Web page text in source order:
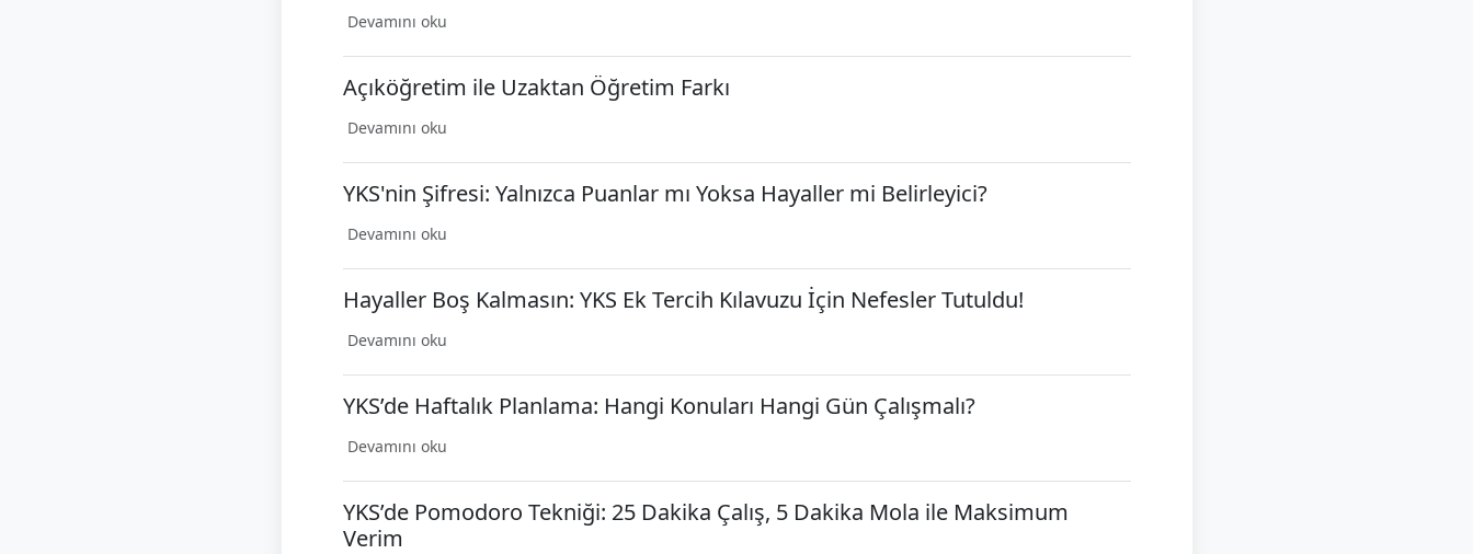
Devamını oku
Açıköğretim ile Uzaktan Öğretim Farkı
Devamını oku
YKS'nin Şifresi: Yalnızca Puanlar mı Yoksa Hayaller mi Belirleyici?
Devamını oku
Hayaller Boş Kalmasın: YKS Ek Tercih Kılavuzu İçin Nefesler Tutuldu!
Devamını oku
YKS’de Haftalık Planlama: Hangi Konuları Hangi Gün Çalışmalı?
Devamını oku
YKS’de Pomodoro Tekniği: 25 Dakika Çalış, 5 Dakika Mola ile Maksimum
Verim